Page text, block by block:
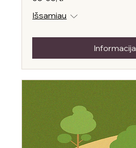
Išsamiau
Informacija